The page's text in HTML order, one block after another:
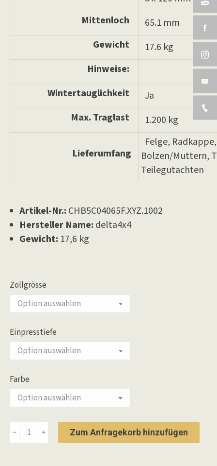
Mittenloch
65.1 mm
Gewicht
17.6 kg
Hinweise:
Wintertauglichkeit
Ja
Max. Traglast
1.200 kg
Lieferumfang
Felge,
Bolzen/Muttern,
Teilegutachten
Artikel-Nr.: CHB5C04065F.XYZ.1002
Hersteller Name: delta4x4
Gewicht: 17,6 kg
Zollgrösse
Einpresstiefe
Farbe
Alurad
Hanma
﹣ ﹢ Zum Anfragekorb hinzufügen